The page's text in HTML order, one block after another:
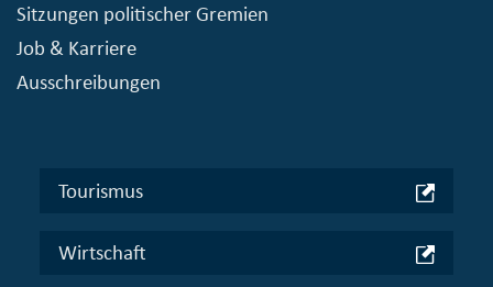
Sitzungen politischer Gremien
Job & Karriere
Ausschreibungen
Tourismus
Wirtschaft